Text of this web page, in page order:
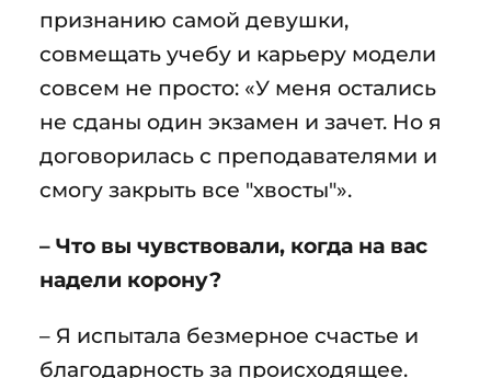
признанию самой девушки,
совмещать учебу и карьеру модели
совсем не просто: «У меня остались
не сданы один экзамен и зачет. Но я
договорилась с преподавателями и
смогу закрыть все "хвосты"».
– Что вы чувствовали, когда на вас
надели корону?
– Я испытала безмерное счастье и
благодарность за происходящее.